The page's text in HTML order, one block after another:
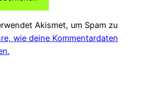
Akismet, um Spam zu
wie deine Kommentardaten